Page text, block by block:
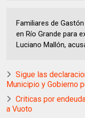
Familiares de
en Río Grande para
Luciano Mallón,
Sigue las
Municipio y Gobierno
Criticas por
a Vuoto